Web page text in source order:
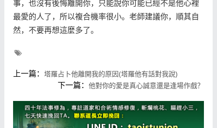
事，也沒有後悔離開你，只能說你可能已經不是他心裡
最愛的人了，所以複合機率很小。老師建議你，順其自
然，不要再想這麼多了。
上一篇： 塔羅占卜他離開我的原因(塔羅他有話對我說)
下一篇：他對你的愛是真心誠意還是逢場作戲？